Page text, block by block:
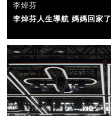
李焯芬
李焯芬人生導航 媽媽回家了